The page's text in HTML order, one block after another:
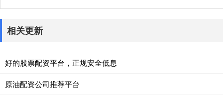
相关更新
好的股票配资平台，正规安全低息
原油配资公司推荐平台